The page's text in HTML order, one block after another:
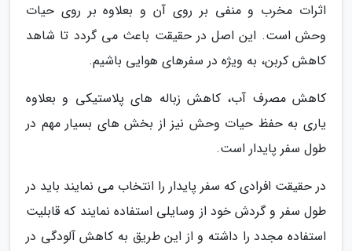
اثرات مخرب و منفی بر روی آن و بعلاوه بر روی حیات
وحش است. این اصل در حقیقت باعث می گردد تا شاهد
کاهش کربن، به ویژه در سفرهای هوایی باشیم.
کاهش مصرف آب، کاهش زباله های پلاستیکی و بعلاوه
یاری به حفظ حیات وحش نیز از بخش های بسیار مهم در
طول سفر پایدار است.
در حقیقت افرادی که سفر پایدار را انتخاب می نمایند باید در
طول سفر و گردش خود از وسایلی استفاده نمایند که قابلیت
استفاده مجدد را داشته و از این طریق به کاهش آلودگی در